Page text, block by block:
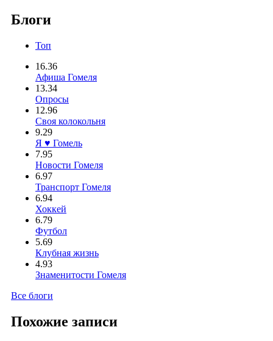
Блоги
Топ
16.36
Афиша Гомеля
13.34
Опросы
12.96
Своя колокольня
9.29
Я ♥ Гомель
7.95
Новости Гомеля
6.97
Транспорт Гомеля
6.94
Хоккей
6.79
Футбол
5.69
Клубная жизнь
4.93
Знаменитости Гомеля
Все блоги
Похожие записи